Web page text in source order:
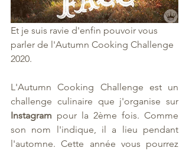
Et je suis ravie d'enfin pouvoir vous
parler de l'Autumn Cooking Challenge
2020.
L'Autumn Cooking Challenge est un
challenge culinaire que j'organise sur
Instagram pour la 2ème fois. Comme
son nom l'indique, il a lieu pendant
l'automne. Cette année vous pourrez